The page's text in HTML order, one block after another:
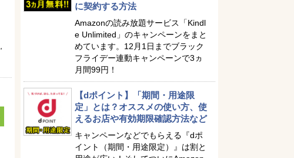
に契約する方法
Amazonの読み放題サービス「Kindl
e Unlimited」のキャンペーンをまと
めています。12月1日までブラック
フライデー連動キャンペーンで3ヵ
月間99円！
【dポイント】「期間・用途限
定」とは？オススメの使い方、使
えるお店や有効期限確認方法など
キャンペーンなどでもらえる『dポ
イント（期間・用途限定）』は割と